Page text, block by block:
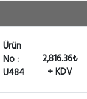
Ürün
No :
U484
2,816.36₺
+ KDV